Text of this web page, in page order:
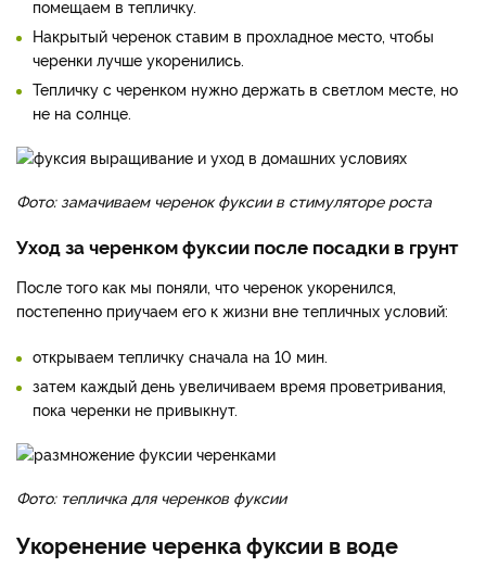
помещаем в тепличку.
Накрытый черенок ставим в прохладное место, чтобы
черенки лучше укоренились.
Тепличку с черенком нужно держать в светлом месте, но
не на солнце.
Фото: замачиваем черенок фуксии в стимуляторе роста
Уход за черенком фуксии после посадки в грунт
После того как мы поняли, что черенок укоренился,
постепенно приучаем его к жизни вне тепличных условий:
открываем тепличку сначала на 10 мин.
затем каждый день увеличиваем время проветривания,
пока черенки не привыкнут.
Фото: тепличка для черенков фуксии
Укоренение черенка фуксии в воде